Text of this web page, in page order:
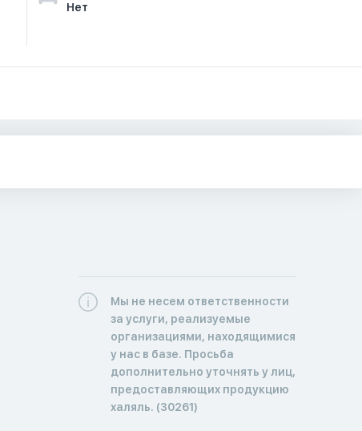
Нет
Мы не несем ответственности
за услуги, реализуемые
организациями, находящимися
у нас в базе. Просьба
дополнительно уточнять у лиц,
предоставляющих продукцию
халяль. (30261)